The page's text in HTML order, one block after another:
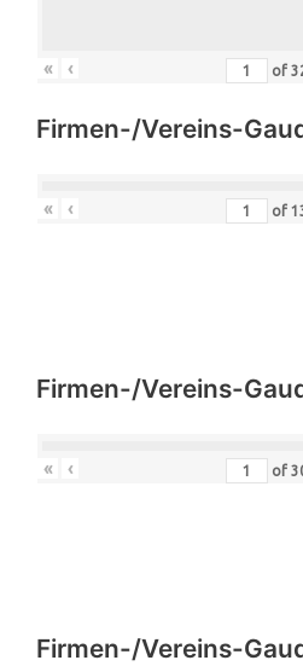
« ‹ of
Firmen-/Vereins-
« ‹ of
Firmen-/Vereins-
« ‹ of
Firmen-/Vereins-